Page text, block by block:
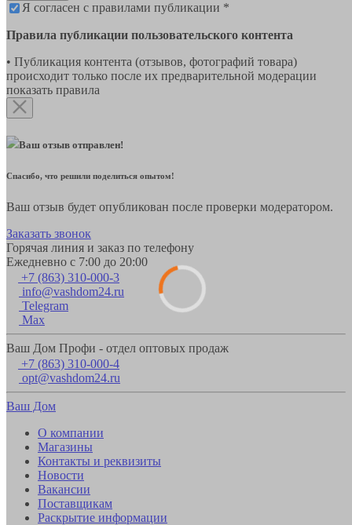
Я согласен с правилами публикации *
Правила публикации пользовательского контента
• Публикация контента (отзывов, фотографий товара)
происходит только после их предварительной модерации
показать правила
Ваш отзыв отправлен!
Спасибо, что решили поделиться опытом!
Ваш отзыв будет опубликован после проверки модератором.
Заказать звонок
Горячая линия и заказ по телефону
Ежедневно с 7:00 до 20:00
+7 (863) 310-000-3
info@vashdom24.ru
Telegram
Max
Ваш Дом Профи - отдел оптовых продаж
+7 (863) 310-000-4
opt@vashdom24.ru
Ваш Дом
О компании
Магазины
Контакты и реквизиты
Новости
Вакансии
Поставщикам
Раскрытие информации